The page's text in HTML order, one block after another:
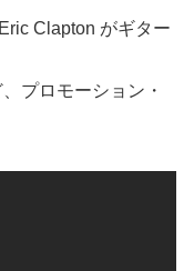
Clapton がギター
プロモーション・